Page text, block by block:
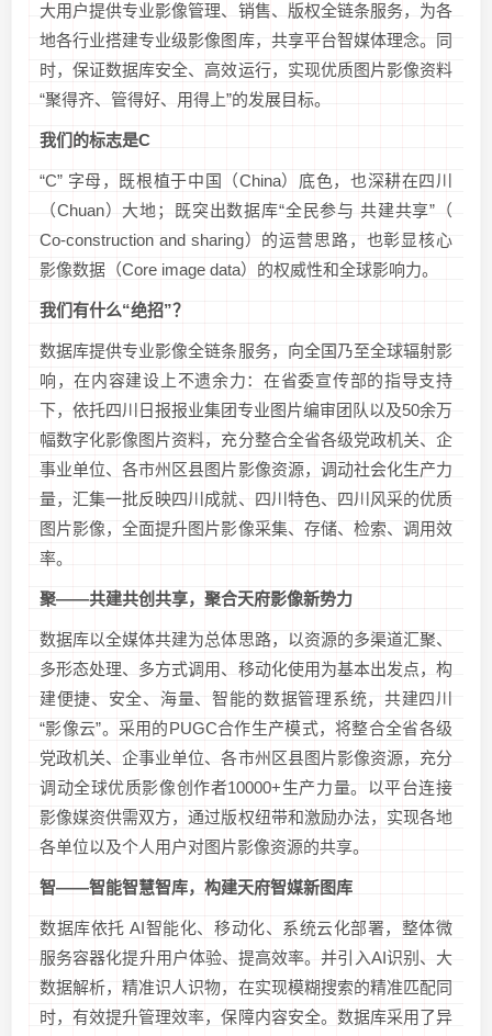
大用户提供专业影像管理、销售、版权全链条服务，为各
地各行业搭建专业级影像图库，共享平台智媒体理念。同
时，保证数据库安全、高效运行，实现优质图片影像资料
“聚得齐、管得好、用得上”的发展目标。
我们的标志是C
“C” 字母，既根植于中国（China）底色，也深耕在四川
（Chuan）大地；既突出数据库“全民参与 共建共享”（
Co-construction and sharing）的运营思路，也彰显核心
影像数据（Core image data）的权威性和全球影响力。
我们有什么“绝招”？
数据库提供专业影像全链条服务，向全国乃至全球辐射影
响，在内容建设上不遗余力：在省委宣传部的指导支持
下，依托四川日报报业集团专业图片编审团队以及50余万
幅数字化影像图片资料，充分整合全省各级党政机关、企
事业单位、各市州区县图片影像资源，调动社会化生产力
量，汇集一批反映四川成就、四川特色、四川风采的优质
图片影像，全面提升图片影像采集、存储、检索、调用效
率。
聚——共建共创共享，聚合天府影像新势力
数据库以全媒体共建为总体思路，以资源的多渠道汇聚、
多形态处理、多方式调用、移动化使用为基本出发点，构
建便捷、安全、海量、智能的数据管理系统，共建四川
“影像云”。采用的PUGC合作生产模式，将整合全省各级
党政机关、企事业单位、各市州区县图片影像资源，充分
调动全球优质影像创作者10000+生产力量。以平台连接
影像媒资供需双方，通过版权纽带和激励办法，实现各地
各单位以及个人用户对图片影像资源的共享。
智——智能智慧智库，构建天府智媒新图库
数据库依托 AI智能化、移动化、系统云化部署，整体微
服务容器化提升用户体验、提高效率。并引入AI识别、大
数据解析，精准识人识物，在实现模糊搜索的精准匹配同
时，有效提升管理效率，保障内容安全。数据库采用了异